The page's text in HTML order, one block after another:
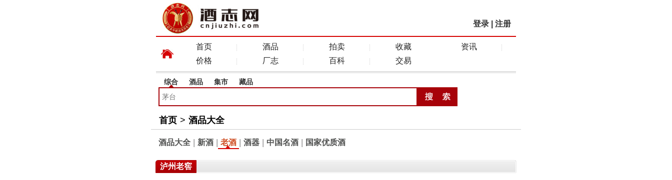
登录 注册
首页 酒品 拍卖 收藏
资讯
价格
厂志 百科 交易
综合 酒品 集市 藏品
首页 > 酒品大全
酒品大全 新酒 老酒 酒器 中国名酒 国家优质酒
泸州老窖